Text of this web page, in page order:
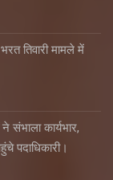
तिवारी मामले में
संभाला कार्यभार,
पदाधिकारी।